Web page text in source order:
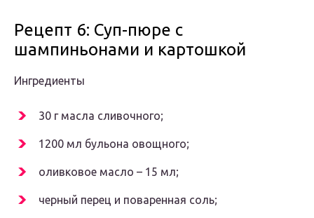
Рецепт 6: Суп-пюре с
шампиньонами и картошкой
Ингредиенты
30 г масла сливочного;
1200 мл бульона овощного;
оливковое масло – 15 мл;
черный перец и поваренная соль;